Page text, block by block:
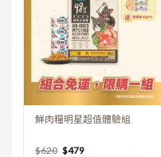
鮮肉糧明星超值體驗組
$620 $479